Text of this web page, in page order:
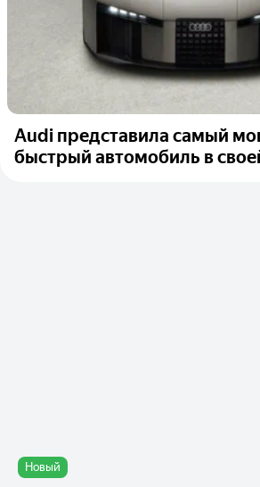
Audi представила самый
быстрый автомобиль в
Новый